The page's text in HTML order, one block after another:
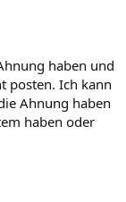
haben und
posten. Ich kann
Ahnung haben
haben oder